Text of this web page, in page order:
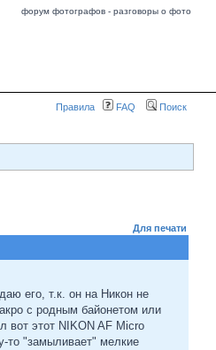
форум фотографов - разговоры о фото
Правила FAQ Поиск
Для печати
его, т.к. он на Никон не
с родным байонетом или
вот этот NIKON AF Micro
то "замыливает" мелкие